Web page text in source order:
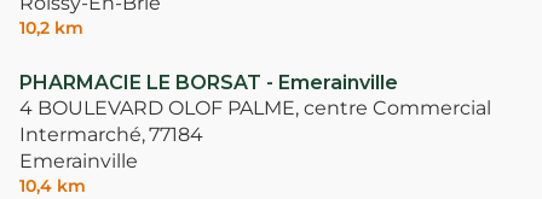
10,2 km
PHARMACIE LE BORSAT - Emerainville
4 BOULEVARD OLOF PALME, centre Commercial
Intermarché,77184
Emerainville
10,4 km